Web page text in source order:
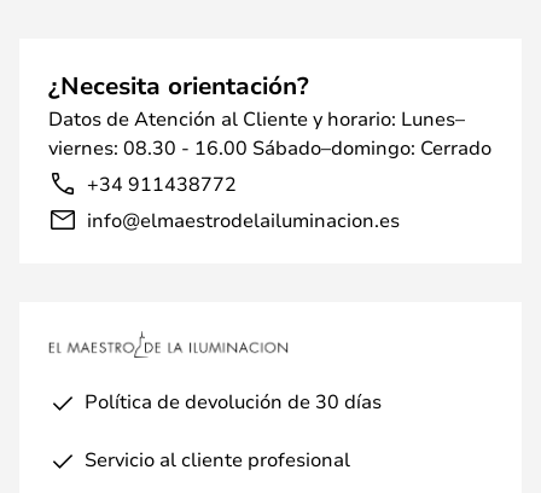
¿Necesita orientación?
Datos de Atención al Cliente y horario: Lunes–
viernes: 08.30 - 16.00 Sábado–domingo: Cerrado
+34 911438772
info@elmaestrodelailuminacion.es
Política de devolución de 30 días
Servicio al cliente profesional